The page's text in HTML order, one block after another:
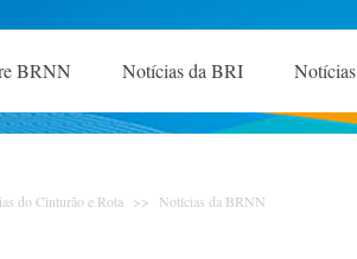
BRNN Notícias da BRI
do Cinturão e Rota >> Notícias da BRNN